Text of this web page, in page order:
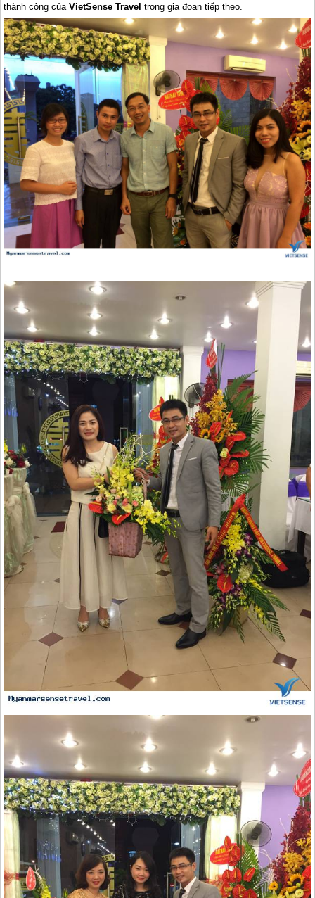
thành công củaVietSense Travel trong gia đoạn tiếp theo.